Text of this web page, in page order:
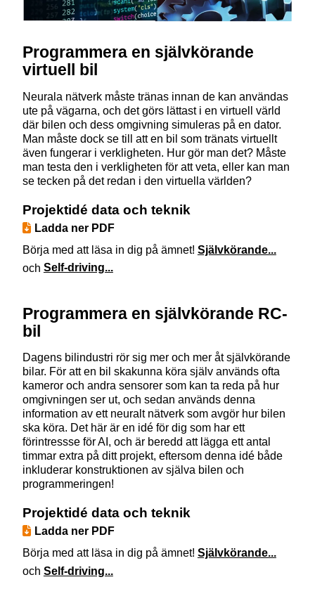
Programmera en självkörande
virtuell bil
Neurala nätverk måste tränas innan de kan användas
ute på vägarna, och det görs lättast i en virtuell värld
där bilen och dess omgivning simuleras på en dator.
Man måste dock se till att en bil som tränats virtuellt
även fungerar i verkligheten. Hur gör man det? Måste
man testa den i verkligheten för att veta, eller kan man
se tecken på det redan i den virtuella världen?
Projektidé data och teknik
Ladda ner PDF
Börja med att läsa in dig på ämnet! Självkörande...
och Self-driving...
Programmera en självkörande RC-
bil
Dagens bilindustri rör sig mer och mer åt självkörande
bilar. För att en bil skakunna köra själv används ofta
kameror och andra sensorer som kan ta reda på hur
omgivningen ser ut, och sedan används denna
information av ett neuralt nätverk som avgör hur bilen
ska köra. Det här är en idé för dig som har ett
förintressse för AI, och är beredd att lägga ett antal
timmar extra på ditt projekt, eftersom denna idé både
inkluderar konstruktionen av själva bilen och
programmeringen!
Projektidé data och teknik
Ladda ner PDF
Börja med att läsa in dig på ämnet! Självkörande...
och Self-driving...